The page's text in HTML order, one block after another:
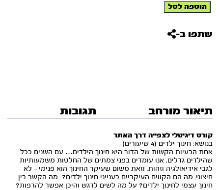
כמות
של
דיגיטלי
הוספה לסל
שתפו ב-
תיאור מורחב תגובות
קורס דיגיטלי לצפייה דרך האתר
בנושא: חינוך ילדים (4 שיעורים)
אחת הבעיות הקשות של הדור היא חינוך הילדים… עם השנים ככל
שהילדים גדלים, אנו עומדים בפני צמתים של החלטות משמעותיות
לגבי אידיאולגיה וזהות, וזאת משום שעיקר החינוך הוא פנימי – לא
חיצוני. מה הם הקווים העיקריים בענייני חינוך ילדים? מה הקשר בין
חינוך עצמי לחינוך ילדים? על מה לשים לדגש והיכן אפשר להרפות?